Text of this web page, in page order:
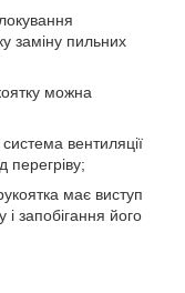
заміну пильних
можна
вентиляції
перегріву;
має виступ
запобігання його